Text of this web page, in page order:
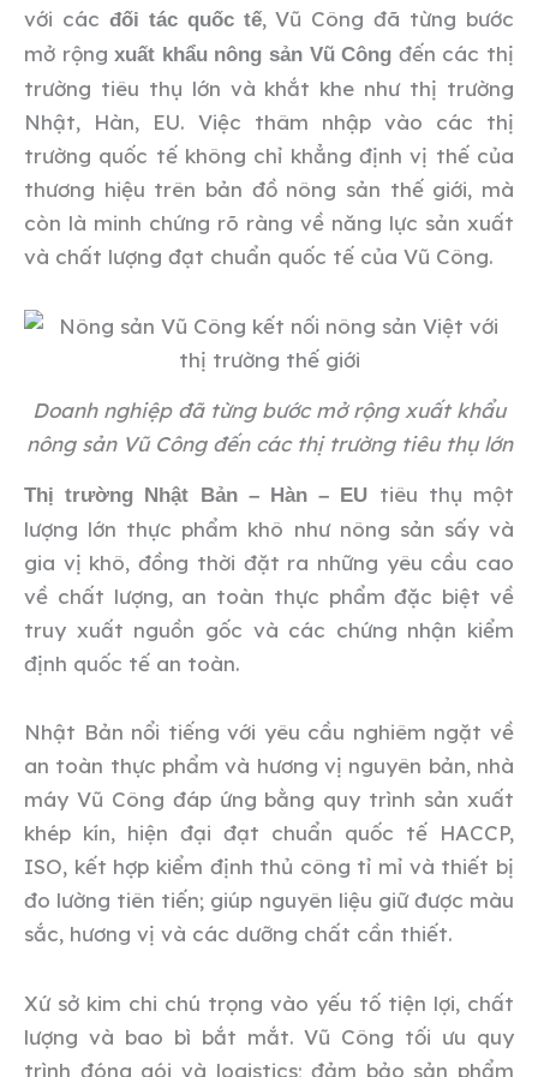
với các đối tác quốc tế, Vũ Công đã từng bước
mở rộngxuất khẩu nông sản Vũ Công đến các thị
trường tiêu thụ lớn và khắt khe như thị trường
Nhật, Hàn, EU. Việc thâm nhập vào các thị
trường quốc tế không chỉ khẳng định vị thế của
thương hiệu trên bản đồ nông sản thế giới, mà
còn là minh chứng rõ ràng về năng lực sản xuất
và chất lượng đạt chuẩn quốc tế của Vũ Công.
Doanh nghiệp đã từng bước mở rộng xuất khẩu
nông sản Vũ Công đến các thị trường tiêu thụ lớn
Thị trường Nhật Bản – Hàn – EU tiêu thụ một
lượng lớn thực phẩm khô như nông sản sấy và
gia vị khô, đồng thời đặt ra những yêu cầu cao
về chất lượng, an toàn thực phẩm đặc biệt về
truy xuất nguồn gốc và các chứng nhận kiểm
định quốc tế an toàn.
Nhật Bản nổi tiếng với yêu cầu nghiêm ngặt về
an toàn thực phẩm và hương vị nguyên bản, nhà
máy Vũ Công đáp ứng bằng quy trình sản xuất
khép kín, hiện đại đạt chuẩn quốc tế HACCP,
ISO, kết hợp kiểm định thủ công tỉ mỉ và thiết bị
đo lường tiên tiến; giúp nguyên liệu giữ được màu
sắc, hương vị và các dưỡng chất cần thiết.
Xứ sở kim chi chú trọng vào yếu tố tiện lợi, chất
lượng và bao bì bắt mắt. Vũ Công tối ưu quy
trình đóng gói và logistics; đảm bảo sản phẩm